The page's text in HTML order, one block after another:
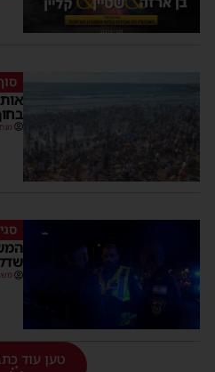
טען עוד